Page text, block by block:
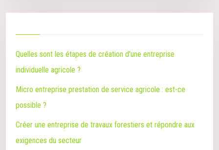
Quelles sont les étapes de création d’une entreprise
individuelle agricole ?
Micro entreprise prestation de service agricole : est-ce
possible ?
Créer une entreprise de travaux forestiers et répondre aux
exigences du secteur